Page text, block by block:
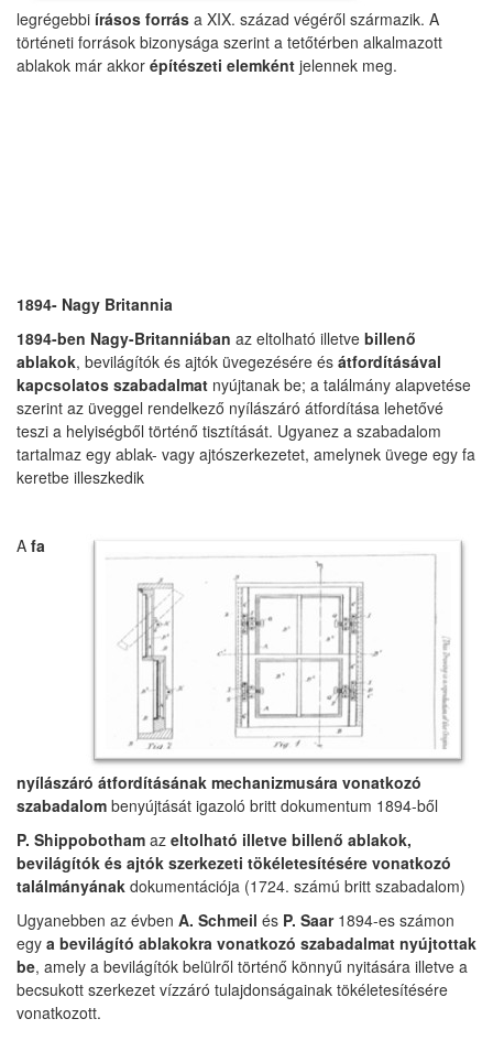
legrégebbi írásos forrás a XIX. század végéről származik. A
történeti források bizonysága szerint a tetőtérben alkalmazott
ablakok már akkor építészeti elemként jelennek meg.
1894- Nagy Britannia
1894-ben Nagy-Britanniában az eltolható illetve billenő
ablakok, bevilágítók és ajtók üvegezésére és átfordításával
kapcsolatos szabadalmat nyújtanak be; a találmány alapvetése
szerint az üveggel rendelkező nyílászáró átfordítása lehetővé
teszi a helyiségből történő tisztítását. Ugyanez a szabadalom
tartalmaz egy ablak- vagy ajtószerkezetet, amelynek üvege egy fa
keretbe illeszkedik
A fa
nyílászáró átfordításának mechanizmusára vonatkozó
szabadalom benyújtását igazoló britt dokumentum 1894-ből
P. Shippobotham az eltolható illetve billenő ablakok,
bevilágítók és ajtók szerkezeti tökéletesítésére vonatkozó
találmányának dokumentációja (1724. számú britt szabadalom)
Ugyanebben az évben A. Schmeil és P. Saar1894-es számon
egy a bevilágító ablakokra vonatkozó szabadalmat nyújtottak
be, amely a bevilágítók belülről történő könnyű nyitására illetve a
becsukott szerkezet vízzáró tulajdonságainak tökéletesítésére
vonatkozott.